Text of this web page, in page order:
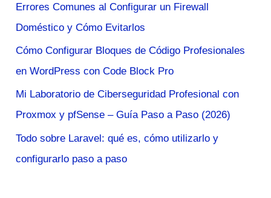
p
o
r
:
Errores Comunes al Configurar un Firewall
Doméstico y Cómo Evitarlos
Cómo Configurar Bloques de Código Profesionales
en WordPress con Code Block Pro
Mi Laboratorio de Ciberseguridad Profesional con
Proxmox y pfSense – Guía Paso a Paso (2026)
Todo sobre Laravel: qué es, cómo utilizarlo y
configurarlo paso a paso